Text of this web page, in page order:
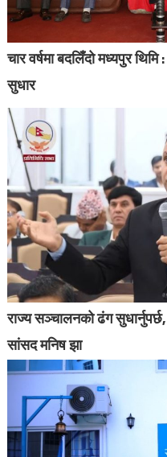
चार वर्षमा बदलिँदो मध्यपुर थिमि
सुधार
राज्य सञ्चालनको ढंग
सांसद मनिष झा